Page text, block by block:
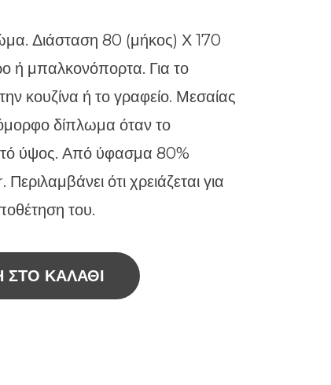
Διάσταση 80 (μήκος) Χ 170
ή μπαλκονόπορτα. Για το
κουζίνα ή το γραφείο. Μεσαίας
δίπλωμα όταν το
ύψος. Από ύφασμα 80%
ότι χρειάζεται για
του.
ΚΑΛΆΘΙ